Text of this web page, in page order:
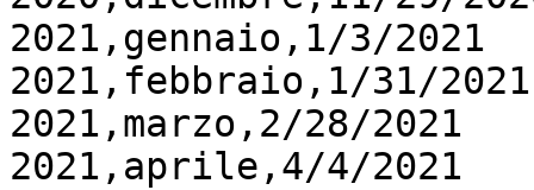
2021,gennaio,1/3/2021
2021,febbraio,1/31/2021
2021,marzo,2/28/2021
2021,aprile,4/4/2021